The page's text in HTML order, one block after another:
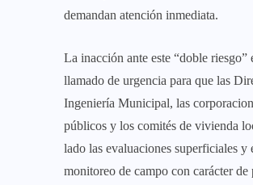
demandan atención inmediata.
La inacción ante este “doble riesgo”
llamado de urgencia para que las
Ingeniería Municipal, las
públicos y los comités de vivienda
lado las evaluaciones superficiales y
monitoreo de campo con carácter